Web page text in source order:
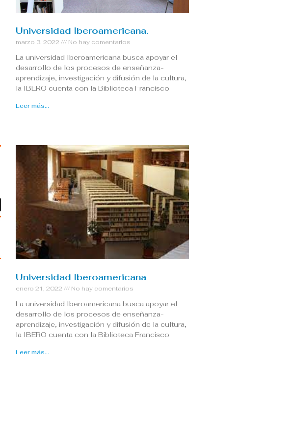
Universidad Iberoamericana.
marzo 3, 2022 No hay comentarios
La universidad Iberoamericana busca apoyar el
desarrollo de los procesos de enseñanza-
aprendizaje, investigación y difusión de la cultura,
la IBERO cuenta con la Biblioteca Francisco
Leer más...
Universidad Iberoamericana
enero 21, 2022 No hay comentarios
La universidad Iberoamericana busca apoyar el
desarrollo de los procesos de enseñanza-
aprendizaje, investigación y difusión de la cultura,
la IBERO cuenta con la Biblioteca Francisco
Leer más...